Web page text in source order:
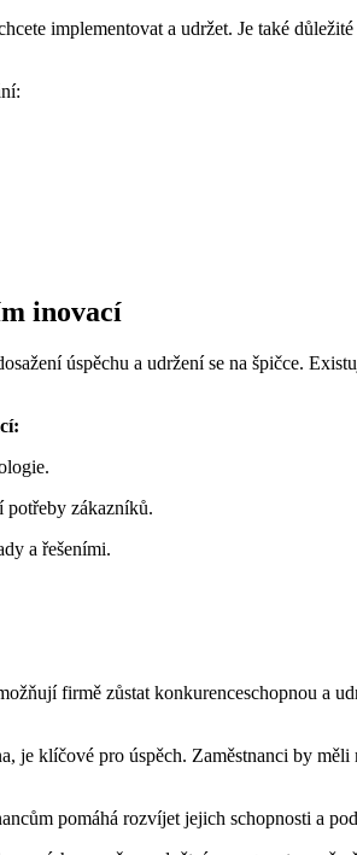
implementovat a udržet. Je také
inovací
úspěchu a udržení se na špičce.
potřeby zákazníků.
a řešeními.
firmě zůstat konkurenceschopnou a
je klíčové pro úspěch. Zaměstnanci by
pomáhá rozvíjet jejich schopnosti a